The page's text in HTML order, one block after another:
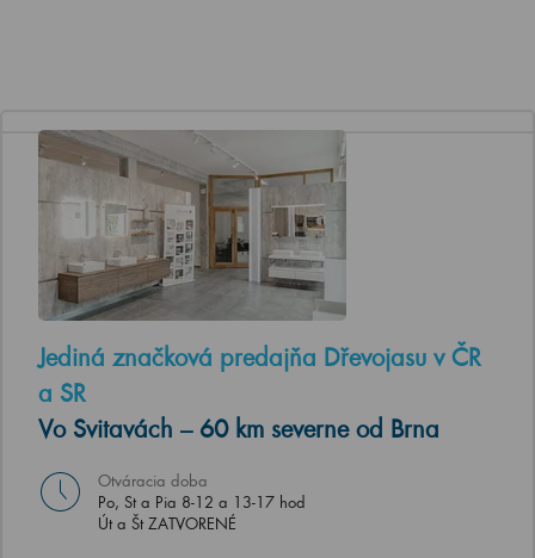
Jediná značková predajňa Dřevojasu v ČR
a SR
Vo Svitavách – 60 km severne od Brna
Otváracia doba
Po, St a Pia 8-12 a 13-17 hod
Út a Št ZATVORENÉ